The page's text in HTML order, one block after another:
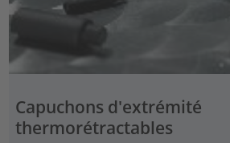
Capuchons d'extrémité
thermorétractables